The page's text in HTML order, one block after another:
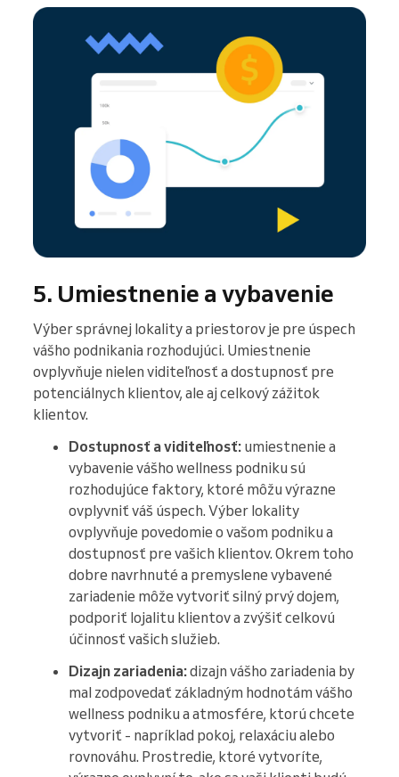
5. Umiestnenie a vybavenie
Výber správnej lokality a priestorov je pre úspech
vášho podnikania rozhodujúci. Umiestnenie
ovplyvňuje nielen viditeľnosť a dostupnosť pre
potenciálnych klientov, ale aj celkový zážitok
klientov.
Dostupnosť a viditeľnosť: umiestnenie a
vybavenie vášho wellness podniku sú
rozhodujúce faktory, ktoré môžu výrazne
ovplyvniť váš úspech. Výber lokality
ovplyvňuje povedomie o vašom podniku a
dostupnosť pre vašich klientov. Okrem toho
dobre navrhnuté a premyslene vybavené
zariadenie môže vytvoriť silný prvý dojem,
podporiť lojalitu klientov a zvýšiť celkovú
účinnosť vašich služieb.
Dizajn zariadenia:dizajn vášho zariadenia by
mal zodpovedať základným hodnotám vášho
wellness podniku a atmosfére, ktorú chcete
vytvoriť - napríklad pokoj, relaxáciu alebo
rovnováhu. Prostredie, ktoré vytvoríte,